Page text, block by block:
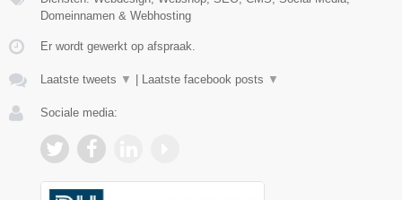
Domeinnamen & Webhosting
Er wordt gewerkt op afspraak.
Laatste tweets ▼ Laatste facebook posts ▼
Sociale media: